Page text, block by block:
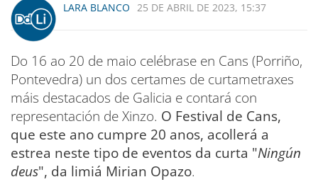
LARA BLANCO 25 DE ABRIL DE 2023, 15:37
Do 16 ao 20 de maio celébrase en Cans (Porriño,
Pontevedra) un dos certames de curtametraxes
máis destacados de Galicia e contará con
representación de Xinzo. O Festival de Cans,
que este ano cumpre 20 anos, acollerá a
estrea neste tipo de eventos da curta "Ningún
deus", da limiá Mirian Opazo.